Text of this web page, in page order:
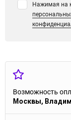
Нажимая на
Возможность
Москвы,